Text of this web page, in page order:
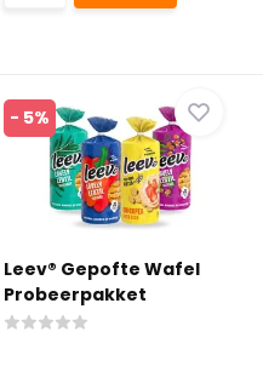
- 5%
Leev® Gepofte Wafel
Probeerpakket